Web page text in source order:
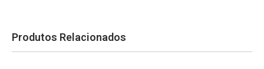
Produtos Relacionados